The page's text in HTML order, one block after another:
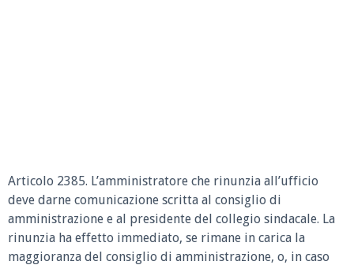
Articolo 2385. L’amministratore che rinunzia all’ufficio
deve darne comunicazione scritta al consiglio di
amministrazione e al presidente del collegio sindacale. La
rinunzia ha effetto immediato, se rimane in carica la
maggioranza del consiglio di amministrazione, o, in caso